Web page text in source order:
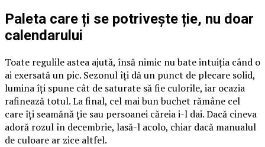
Paleta care ți se potrivește ție, nu doar
calendarului
Toate regulile astea ajută, însă nimic nu bate intuiția când o
ai exersată un pic. Sezonul îți dă un punct de plecare solid,
lumina îți spune cât de saturate să fie culorile, iar ocazia
rafinează totul. La final, cel mai bun buchet rămâne cel
care îți seamănă ție sau persoanei căreia i-l dai. Dacă cineva
adoră rozul în decembrie, lasă-l acolo, chiar dacă manualul
de culoare ar zice altfel.